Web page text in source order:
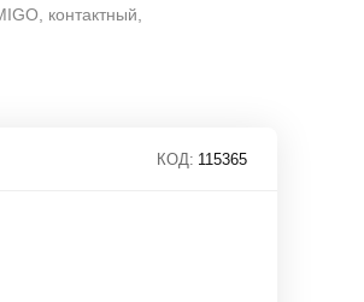
контактный,
КОД: 115365